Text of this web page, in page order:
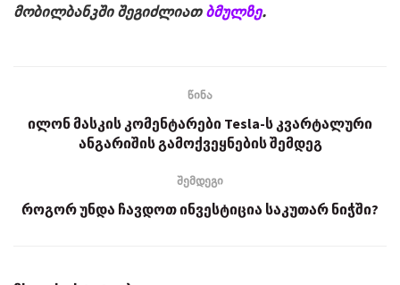
მობილბანკში შეგიძლიათბმულზე.
წინა
ილონ მასკის კომენტარები Tesla-ს კვარტალური
ანგარიშის გამოქვეყნების შემდეგ
შემდეგი
როგორ უნდა ჩავდოთ ინვესტიცია საკუთარ ნიჭში?